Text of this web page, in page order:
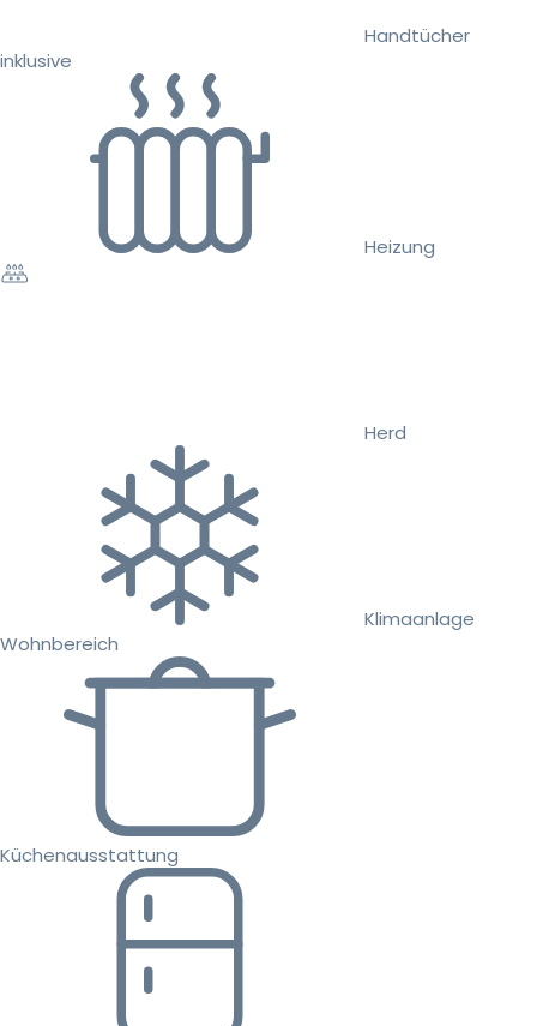
Handtücher
inklusive
Heizung
Herd
Klimaanlage
Wohnbereich
Küchenausstattung